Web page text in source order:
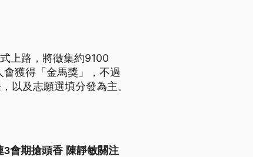
上路，將徵集約9100
獲得「金馬獎」，不過
以及志願選填分發為主。
會期搶頭香 陳靜敏關注